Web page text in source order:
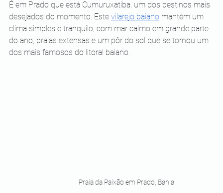
É em Prado que está Cumuruxatiba, um dos destinos mais
desejados do momento. Este vilarejo baiano mantém um
clima simples e tranquilo, com mar calmo em grande parte
do ano, praias extensas e um pôr do sol que se tornou um
dos mais famosos do litoral baiano.
Praia da Paixão em Prado, Bahia.